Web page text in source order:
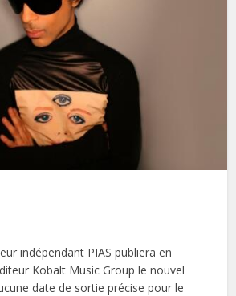
indépendant PIAS publiera en
Kobalt Music Group le nouvel
date de sortie précise pour le